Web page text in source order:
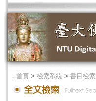
． 首頁 > 檢索系統 > 書目檢索